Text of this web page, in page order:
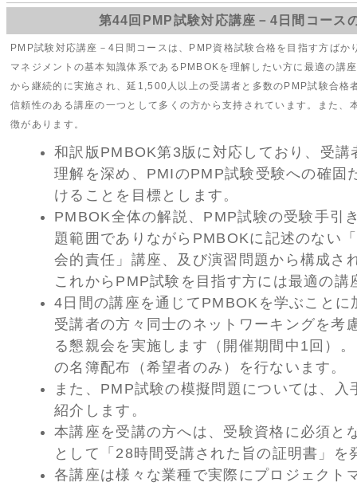
第44回PMP試験対応講座－4日間コース
PMP試験対応講座－4日間コースは、PMP資格試験合格を目指す方ばか
マネジメントの基本知識体系であるPMBOKを理解したい方に最適の講
から継続的に実施され、延1,500人以上の受講者と多数のPMP試験合格
信頼性のある講座の一つとして多くの方から支持されています。また、
徴があります。
和訳版PMBOK第3版に対応しており、受講
理解を深め、PMIのPMP試験受験への確固
けることを目標とします。
PMBOK全体の解説、PMP試験の受験手引
題範囲でありながらPMBOKに記述のない
会的責任」講座、及び演習問題から構成さ
これからPMP試験を目指す方には最適の講
4日間の講座を通じてPMBOKを学ぶことに
受講者の方々同士のネットワーキングを考
る懇親会を実施します（開催期間中1回）
の名簿配布（希望者のみ）を行ないます。
また、PMP試験の模擬問題については、入
紹介します。
本講座を受講の方へは、受験資格に必須と
として「28時間受講された旨の証明書」を
各講座は様々な業種で実際にプロジェクト